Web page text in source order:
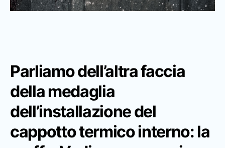
Parliamo dell’altra faccia
della medaglia
dell’installazione del
cappotto termico interno: la